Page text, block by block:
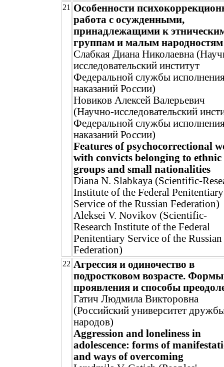
21 Особенности
работа с осужденными,
принадлежащими к
группам и малым народностям
Слабкая Диана Николаевна
исследовательский институт
Федеральной службы
наказаний России)
Новиков Алексей Валерьевич
(Научно-исследовательский
Федеральной службы
наказаний России)
Features of psychocorrectional
with convicts belonging to ethnic
groups and small nationalities
Diana N. Slabkaya (Scientific-
Institute of the Federal Penitentiary
Service of the Russian Federation)
Aleksei V. Novikov (Scientific-
Research Institute of the Federal
Penitentiary Service of the Russian
Federation)
22 Агрессия и одиночество в
подростковом возрасте. Формы
проявления и способы
Гатич Людмила Викторовна
(Российский университет
народов)
Aggression and loneliness in
adolescence: forms of
and ways of overcoming